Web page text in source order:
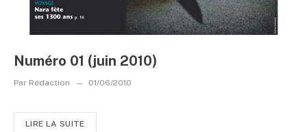
Numéro 01 (juin 2010)
Par Rédaction 01/06/2010
LIRE LA SUITE